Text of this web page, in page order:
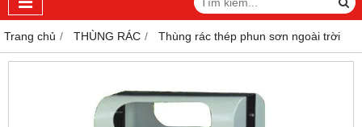
Trang chủ THÙNG RÁC Thùng rác thép phun sơn ngoài trời